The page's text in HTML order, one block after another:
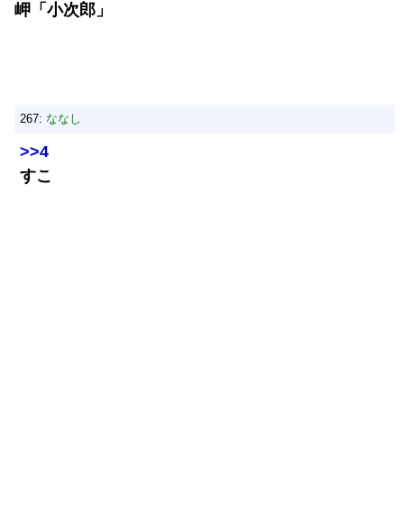
岬「小次郎」
267: ななし
>>4
すこ